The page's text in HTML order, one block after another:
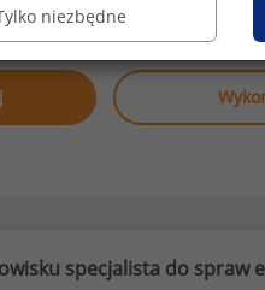
energetyki
lub na
specjalista do spraw
niezbędne